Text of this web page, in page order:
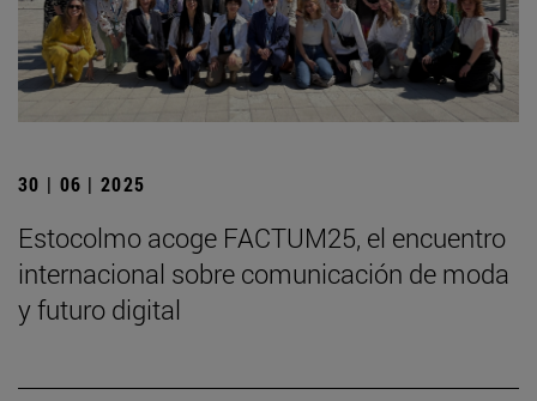
30 | 06 | 2025
Estocolmo acoge FACTUM25, el encuentro
internacional sobre comunicación de moda
y futuro digital